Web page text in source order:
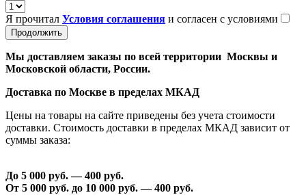
Я прочитал Условия соглашения и согласен с условиями
Продолжить
Мы доставляем заказы по всей территории Москвы и
Московской области, России.
Доставка по Москве в пределах МКАД
Цены на товары на сайте приведены без учета стоимости
доставки. Стоимость доставки в пределах МКАД зависит от
суммы заказа:
До 5 000 руб. —400 руб.
От 5 000 руб. до 10 000 руб. —400 руб.